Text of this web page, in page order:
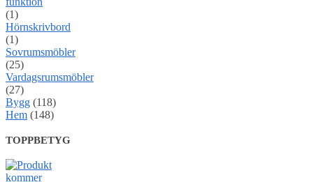
(1)
Hörnskrivbord
(1)
Sovrumsmöbler
(25)
Vardagsrumsmöbler
(27)
Bygg (118)
Hem (148)
TOPPBETYG